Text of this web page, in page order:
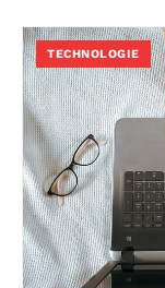
TECHNOLOGIE